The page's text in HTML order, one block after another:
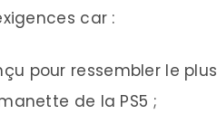
car :
pour ressembler le plus
de la PS5 ;